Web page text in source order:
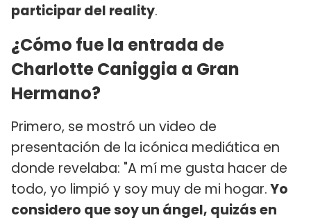
participar del reality.
¿Cómo fue la entrada de
Charlotte Caniggia a Gran
Hermano?
Primero, se mostró un video de
presentación de la icónica mediática en
donde revelaba: "A mí me gusta hacer de
todo, yo limpió y soy muy de mi hogar.Yo
considero que soy un ángel, quizás en